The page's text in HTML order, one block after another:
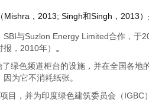
Mishra，2013; Singh和Singh，2013
SBI与Suzlon Energy Limited合作，于
，2010年） 。
绿色频道柜台的设施，并在全国各地
为它不消耗纸张。
目，并为印度绿色建筑委员会（IGBC